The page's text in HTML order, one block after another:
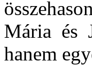
Mária és
hanem